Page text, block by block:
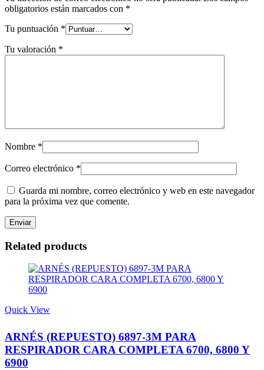
obligatorios están marcados con *
Tu puntuación *
Tu valoración *
Nombre *
Correo electrónico *
Guarda mi nombre, correo electrónico y web en este navegador
para la próxima vez que comente.
Related products
Quick View
ARNÉS (REPUESTO) 6897-3M PARA
RESPIRADOR CARA COMPLETA 6700, 6800 Y
6900